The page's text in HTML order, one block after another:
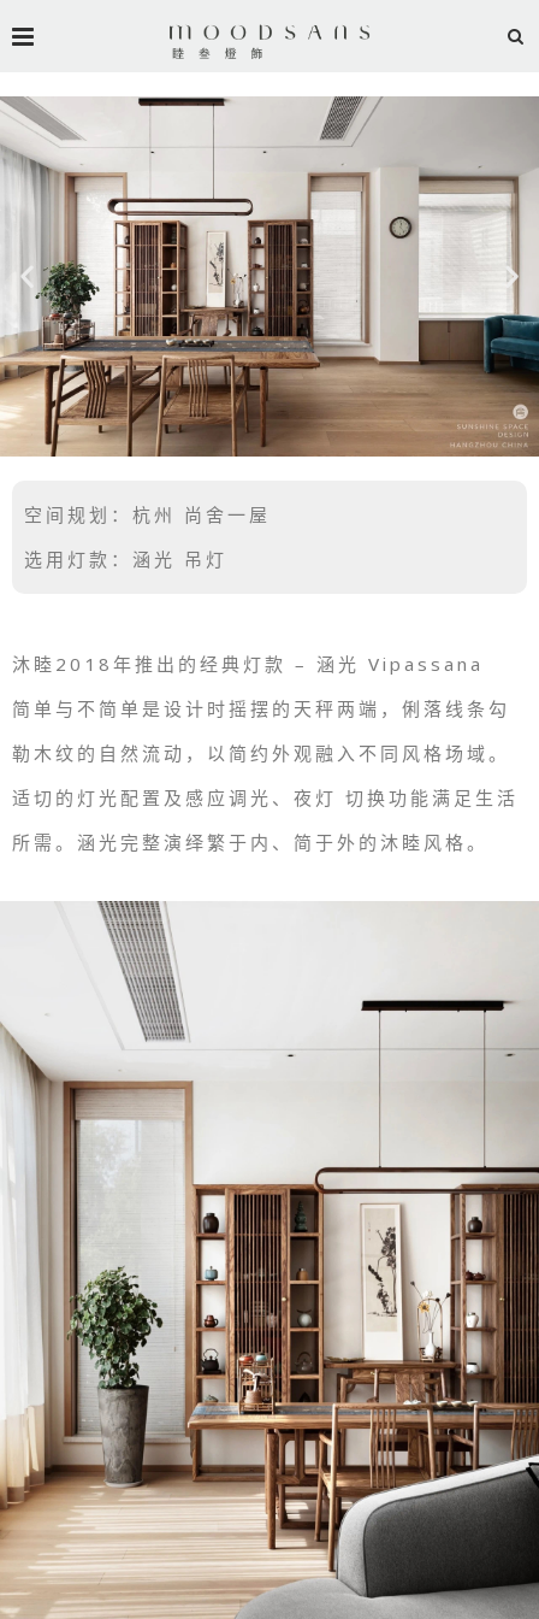
空间规划：杭州 尚舍一屋
选用灯款：涵光 吊灯
沐睦2018年推出的经典灯款 – 涵光 Vipassana
简单与不简单是设计时摇摆的天秤两端，俐落线条勾
勒木纹的自然流动，以简约外观融入不同风格场域。
适切的灯光配置及感应调光、夜灯 切换功能满足生活
所需。涵光完整演绎繁于内、简于外的沐睦风格。